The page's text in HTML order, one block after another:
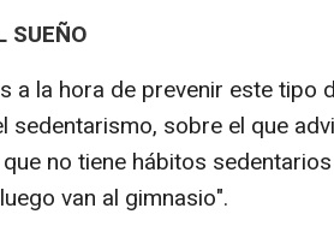
SUEÑO
a la hora de prevenir este tipo
sedentarismo, sobre el que
no tiene hábitos
van al gimnasio".